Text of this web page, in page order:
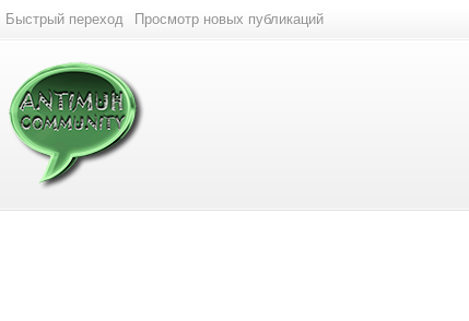
Быстрый переход Просмотр новых публикаций